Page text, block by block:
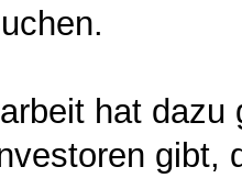
hat dazu
gibt,